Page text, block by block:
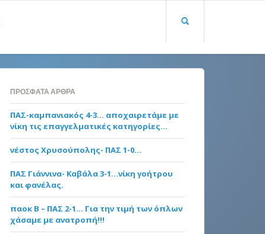
ΠΡΌΣΦΑΤΑ ΆΡΘΡΑ
ΠΑΣ-καμπανιακός 4-3… αποχαιρετάμε με
νίκη τις επαγγελματικές κατηγορίες…
νέστος Χρυσούπολης- ΠΑΣ 1-0…
ΠΑΣ Γιάννινα- Καβάλα 3-1…νίκη γοήτρου
και φανέλας.
παοκ Β – ΠΑΣ 2-1… Για την τιμή των όπλων
χάσαμε με ανατροπή!!!